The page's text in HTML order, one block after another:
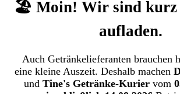
Senseo Pads
Senseo Coffee Pads Classic
JACOBS DOUWE EGBERTS DE GmbH,
🏖️ Moin! Wir sind kurz
aufladen.
Auch Getränkelieferanten brauchen
eine kleine Auszeit. Deshalb machen
und Tine's Getränke-Kuriervom